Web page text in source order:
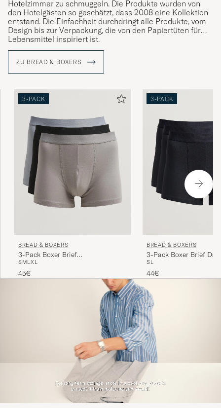
Hotelzimmer zu schmuggeln. Die Produkte wurden von
den Hotelgästen so geschätzt, dass 2008 eine Kollektion
entstand. Die Einfachheit durchdringt alle Produkte, vom
Design bis zur Verpackung, die von den Papiertüten für
Lebensmittel inspiriert ist.
auf diesem Gebiet zu werden, wird bei Bread & Boxer
zeitlose, auf Langlebigkeit ausgelegte Unterwäsche
bei der Qualität und dem Design Berücksichtigung findet.
ZU BREAD & BOXERS
3-PACK
BREAD & BOXERS
3-Pack Boxer Brief
Blue/Grey/Black
SMLXL
45€
3-PACK
BREAD & BOXERS
3-Pack Boxer Brief
SL
44€